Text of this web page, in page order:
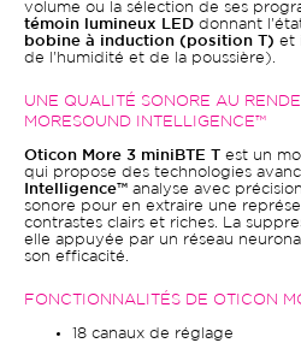
volume ou la sélection de ses
témoin lumineux LED donnant
bobine à induction (position T) et
de l'humidité et de la poussière).
UNE QUALITÉ SONORE AU
MORESOUND INTELLIGENCE™
Oticon More 3 miniBTE T
est un
qui propose des technologies
Intelligence™ analyse avec
sonore pour en extraire une
contrastes clairs et riches. La
elle appuyée par un réseau
son efficacité.
FONCTIONNALITÉS DE OTICON
18 canaux de réglage